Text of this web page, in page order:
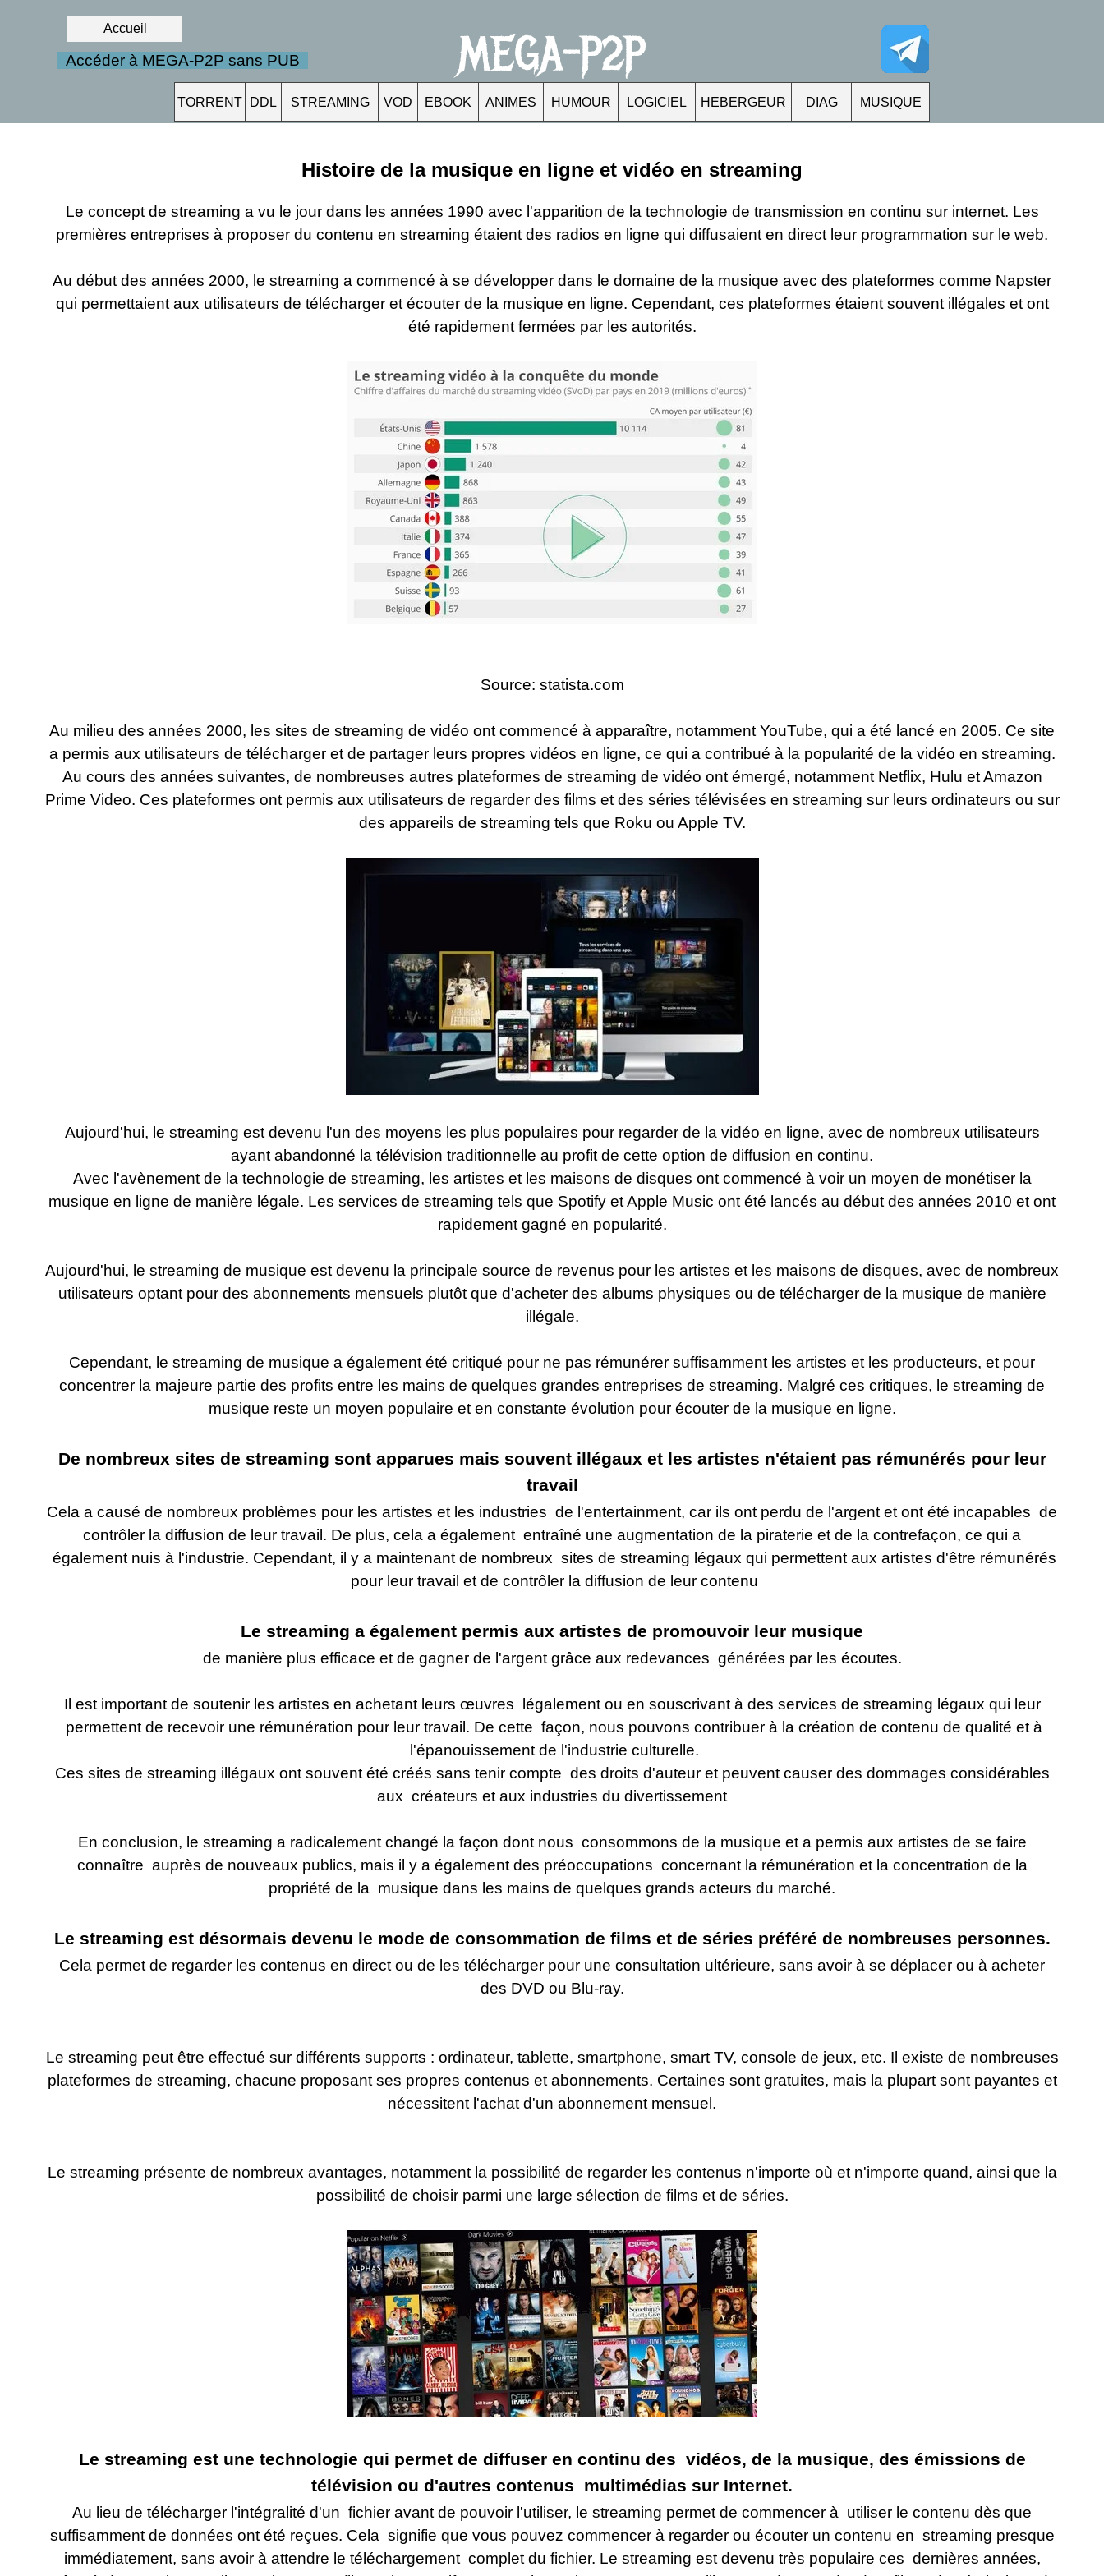
MEGA-P2P
Accueil
TORRENT DDL STREAMING VOD EBOOK ANIMES HUMOUR LOGICIEL HEBERGEUR DIAG MUSIQUE
Accéder à MEGA-P2P sans PUB
Histoire de la musique en ligne et vidéo en streaming
Le concept de streaming a vu le jour dans les années 1990 avec l'apparition de la technologie de transmission en continu sur internet. Les
premières entreprises à proposer du contenu en streaming étaient des radios en ligne qui diffusaient en direct leur programmation sur le web.
Au début des années 2000, le streaming a commencé à se développer dans le domaine de la musique avec des plateformes comme Napster
qui permettaient aux utilisateurs de télécharger et écouter de la musique en ligne. Cependant, ces plateformes étaient souvent illégales et ont
été rapidement fermées par les autorités.
Source: statista.com
Au milieu des années 2000, les sites de streaming de vidéo ont commencé à apparaître, notamment YouTube, qui a été lancé en 2005. Ce site
a permis aux utilisateurs de télécharger et de partager leurs propres vidéos en ligne, ce qui a contribué à la popularité de la vidéo en streaming.
Au cours des années suivantes, de nombreuses autres plateformes de streaming de vidéo ont émergé, notamment Netflix, Hulu et Amazon
Prime Video. Ces plateformes ont permis aux utilisateurs de regarder des films et des séries télévisées en streaming sur leurs ordinateurs ou sur
des appareils de streaming tels que Roku ou Apple TV.
Aujourd'hui, le streaming est devenu l'un des moyens les plus populaires pour regarder de la vidéo en ligne, avec de nombreux utilisateurs
ayant abandonné la télévision traditionnelle au profit de cette option de diffusion en continu.
Avec l'avènement de la technologie de streaming, les artistes et les maisons de disques ont commencé à voir un moyen de monétiser la
musique en ligne de manière légale. Les services de streaming tels que Spotify et Apple Music ont été lancés au début des années 2010 et ont
rapidement gagné en popularité.
Aujourd'hui, le streaming de musique est devenu la principale source de revenus pour les artistes et les maisons de disques, avec de nombreux
utilisateurs optant pour des abonnements mensuels plutôt que d'acheter des albums physiques ou de télécharger de la musique de manière
illégale.
Cependant, le streaming de musique a également été critiqué pour ne pas rémunérer suffisamment les artistes et les producteurs, et pour
concentrer la majeure partie des profits entre les mains de quelques grandes entreprises de streaming. Malgré ces critiques, le streaming de
musique reste un moyen populaire et en constante évolution pour écouter de la musique en ligne.
De nombreux sites de streaming sont apparues mais souvent illégaux et les artistes n'étaient pas rémunérés pour leur
travail
Cela a causé de nombreux problèmes pour les artistes et les industries de l'entertainment, car ils ont perdu de l'argent et ont été incapables de
contrôler la diffusion de leur travail. De plus, cela a également entraîné une augmentation de la piraterie et de la contrefaçon, ce qui a
également nuis à l'industrie. Cependant, il y a maintenant de nombreux sites de streaming légaux qui permettent aux artistes d'être rémunérés
pour leur travail et de contrôler la diffusion de leur contenu
Le streaming a également permis aux artistes de promouvoir leur musique
de manière plus efficace et de gagner de l'argent grâce aux redevances générées par les écoutes.
Il est important de soutenir les artistes en achetant leurs œuvres légalement ou en souscrivant à des services de streaming légaux qui leur
permettent de recevoir une rémunération pour leur travail. De cette façon, nous pouvons contribuer à la création de contenu de qualité et à
l'épanouissement de l'industrie culturelle.
Ces sites de streaming illégaux ont souvent été créés sans tenir compte des droits d'auteur et peuvent causer des dommages considérables
aux créateurs et aux industries du divertissement
En conclusion, le streaming a radicalement changé la façon dont nous consommons de la musique et a permis aux artistes de se faire
connaître auprès de nouveaux publics, mais il y a également des préoccupations concernant la rémunération et la concentration de la
propriété de la musique dans les mains de quelques grands acteurs du marché.
Le streaming est désormais devenu le mode de consommation de films et de séries préféré de nombreuses personnes.
Cela permet de regarder les contenus en direct ou de les télécharger pour une consultation ultérieure, sans avoir à se déplacer ou à acheter
des DVD ou Blu-ray.
Le streaming peut être effectué sur différents supports : ordinateur, tablette, smartphone, smart TV, console de jeux, etc. Il existe de nombreuses
plateformes de streaming, chacune proposant ses propres contenus et abonnements. Certaines sont gratuites, mais la plupart sont payantes et
nécessitent l'achat d'un abonnement mensuel.
Le streaming présente de nombreux avantages, notamment la possibilité de regarder les contenus n'importe où et n'importe quand, ainsi que la
possibilité de choisir parmi une large sélection de films et de séries.
Le streaming est une technologie qui permet de diffuser en continu des vidéos, de la musique, des émissions de
télévision ou d'autres contenus multimédias sur Internet.
Au lieu de télécharger l'intégralité d'un fichier avant de pouvoir l'utiliser, le streaming permet de commencer à utiliser le contenu dès que
suffisamment de données ont été reçues. Cela signifie que vous pouvez commencer à regarder ou écouter un contenu en streaming presque
immédiatement, sans avoir à attendre le téléchargement complet du fichier. Le streaming est devenu très populaire ces dernières années,